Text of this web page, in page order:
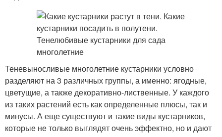
Теневыносливые многолетние кустарники условно
разделяют на 3 различных группы, а именно: ягодные,
цветущие, а также декоративно-лиственные. У каждого
из таких растений есть как определенные плюсы, так и
минусы. А еще существуют и такие виды кустарников,
которые не только выглядят очень эффектно, но и дают